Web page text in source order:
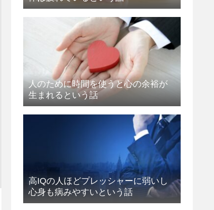
人のために時間を使うと心の余裕が
生まれるという話
高IQの人ほどプレッシャーに弱いし
心身も病みやすいという話